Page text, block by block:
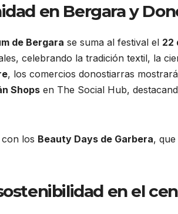
en Bergara y
de Bergara se suma al festival el 22
celebrando la tradición textil, la
, los comercios donostiarras
Shops en The Social Hub,
los Beauty Days de Garbera,
en el